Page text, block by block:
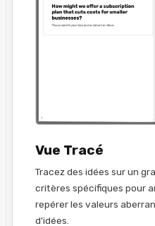
Vue Tracé
Tracez des idées sur un
critères spécifiques pour
repérer les valeurs
d'idées.